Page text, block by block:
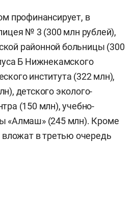
профинансирует, в
№ 3 (300 млн рублей),
районной больницы (300
Б Нижнекамского
института (322 млн),
детского эколого-
(150 млн), учебно-
«Алмаш» (245 млн). Кроме
вложат в третью очередь